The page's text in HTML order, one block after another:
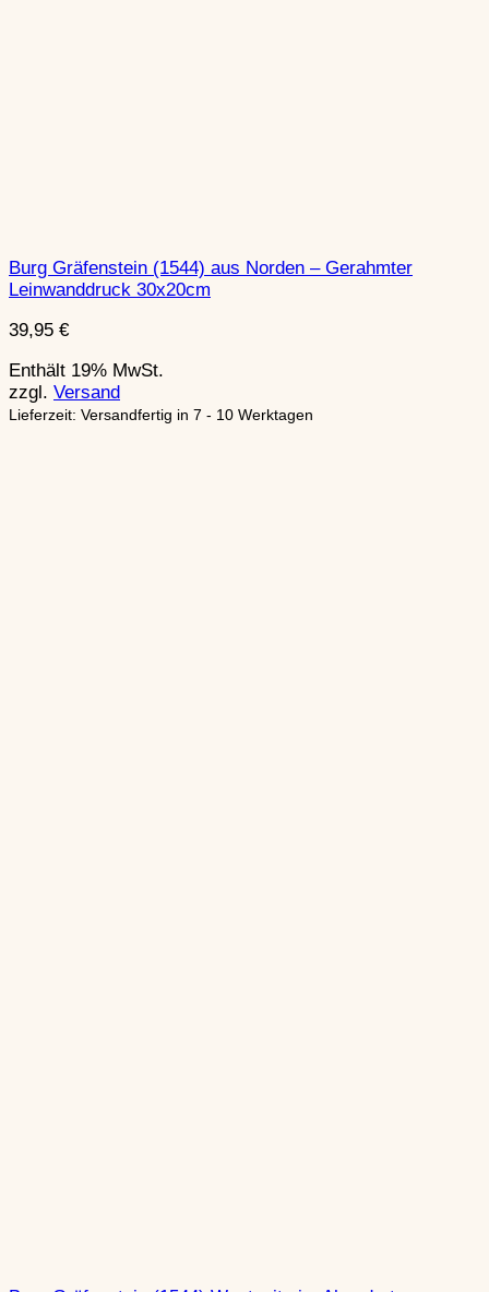
Burg Gräfenstein (1544) aus Norden – Gerahmter
Leinwanddruck 30x20cm
39,95 €
Enthält 19% MwSt.
zzgl. Versand
Lieferzeit: Versandfertig in 7 - 10 Werktagen